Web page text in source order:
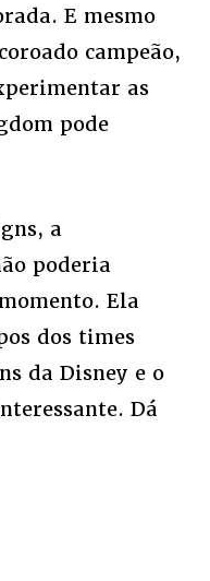
E mesmo
campeão,
as
pode
a
poderia
Ela
dos times
da Disney e o
Dá